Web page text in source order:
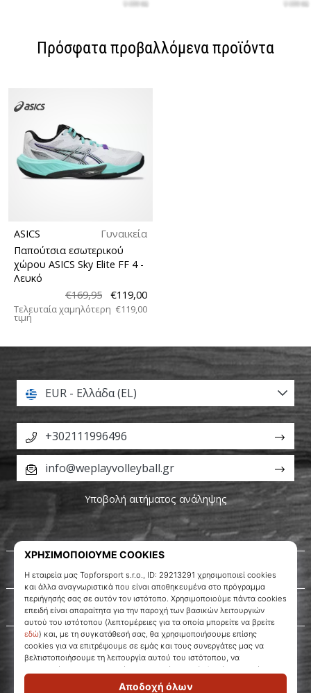
Πρόσφατα προβαλλόμενα προϊόντα
ASICS
Γυναικεία
Παπούτσια εσωτερικού
χώρου ASICS Sky Elite FF 4 -
Λευκό
€169,95
€119,00
Τελευταία χαμηλότερη
τιμή
€119,00
Σχετικά μ' εμάς
Εξυπηρέτηση πελατών
EUR - Ελλάδα (EL)
+302111996496
info@weplayvolleyball.gr
Υποβολή αιτήματος ανάληψης